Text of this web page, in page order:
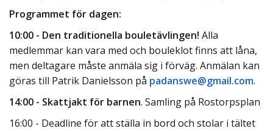
Programmet för dagen:
10:00 - Den traditionella bouletävlingen! Alla
medlemmar kan vara med och bouleklot finns att låna,
men deltagare måste anmäla sig i förväg. Anmälan kan
göras till Patrik Danielsson på padanswe@gmail.com.
14:00 - Skattjakt för barnen. Samling på Rostorpsplan
16:00 - Deadline för att ställa in bord och stolar i tältet